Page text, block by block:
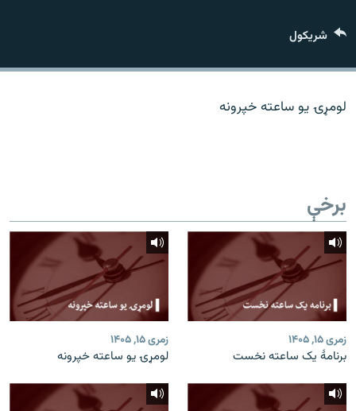
د ازادې اروپا/ ازادي راډيو ټولې پاڼې
شريکول
لومړۍ یو ساعته خپرونه
برخې
زمری ۱۵, ۱۴۰۵
برنامۀ یک ساعته نخست
زمری ۱۵, ۱۴۰۵
لومړۍ یو ساعته خپرونه